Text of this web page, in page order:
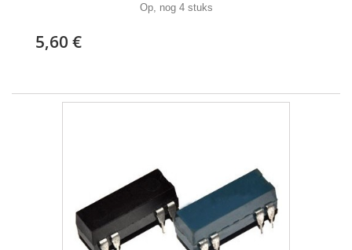
Op, nog 4 stuks
5,60 €